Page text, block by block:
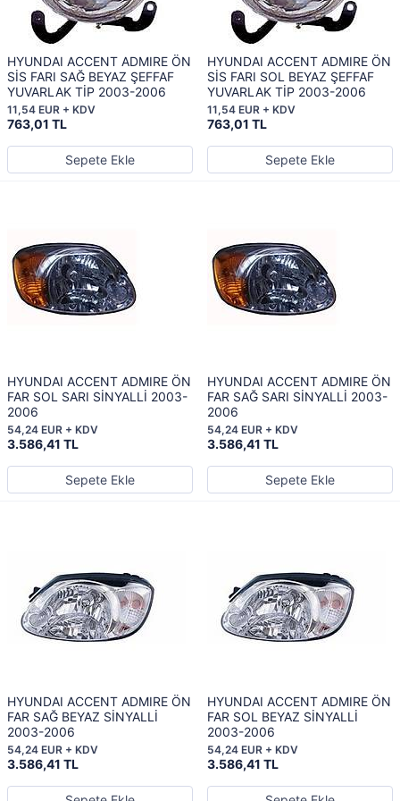
HYUNDAI ACCENT ADMIRE ÖN
SİS FARI SAĞ BEYAZ ŞEFFAF
YUVARLAK TİP 2003-2006
763,01 TL
11,54 EUR + KDV
Sepete Ekle
HYUNDAI ACCENT ADMIRE ÖN
SİS FARI SOL BEYAZ ŞEFFAF
YUVARLAK TİP 2003-2006
763,01 TL
11,54 EUR + KDV
Sepete Ekle
HYUNDAI ACCENT ADMIRE ÖN
FAR SOL SARI SİNYALLİ 2003-
2006
3.586,41 TL
54,24 EUR + KDV
Sepete Ekle
HYUNDAI ACCENT ADMIRE ÖN
FAR SAĞ SARI SİNYALLİ 2003-
2006
3.586,41 TL
54,24 EUR + KDV
Sepete Ekle
HYUNDAI ACCENT ADMIRE ÖN
FAR SAĞ BEYAZ SİNYALLİ
2003-2006
3.586,41 TL
54,24 EUR + KDV
HYUNDAI ACCENT ADMIRE ÖN
FAR SOL BEYAZ SİNYALLİ
2003-2006
3.586,41 TL
54,24 EUR + KDV